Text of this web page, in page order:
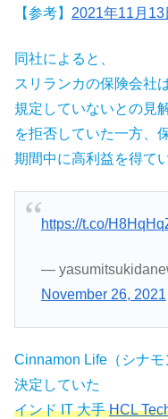
【参考】 2021年11月13
同社によると、
スリランカの保険会社
規定していないとの見
を拒否していた一方、
期間中に高利益を得てい
https://t.co/
—
November 26, 2021
Cinnamon Life（シナ
決定していた
インド IT 大手HCL